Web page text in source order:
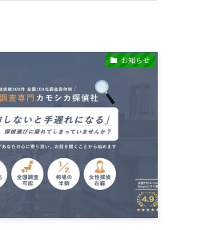
お知らせ